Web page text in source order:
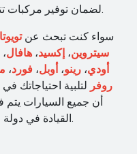
لضمان توفير مركبات تتميز بأعلى معايير الأمان والأداء.
سواء كنت تبحث عنتويوتا
سيتروين،إكسيد،هافال،
أودي، رينو، أوبل، فورد،
روفر لتلبية احتياجاتك
أن جميع السيارات يتم
القيادة في دولة الإمارات العربية المتحدة.